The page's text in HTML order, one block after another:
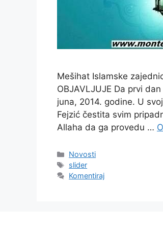
Mešihat Islamske
OBJAVLJUJE Da prvi
juna, 2014. godine. U
Fejzić čestita svim
Allaha da ga provedu …
Kategorije
Novosti
Oznake
slider
Komentiraj